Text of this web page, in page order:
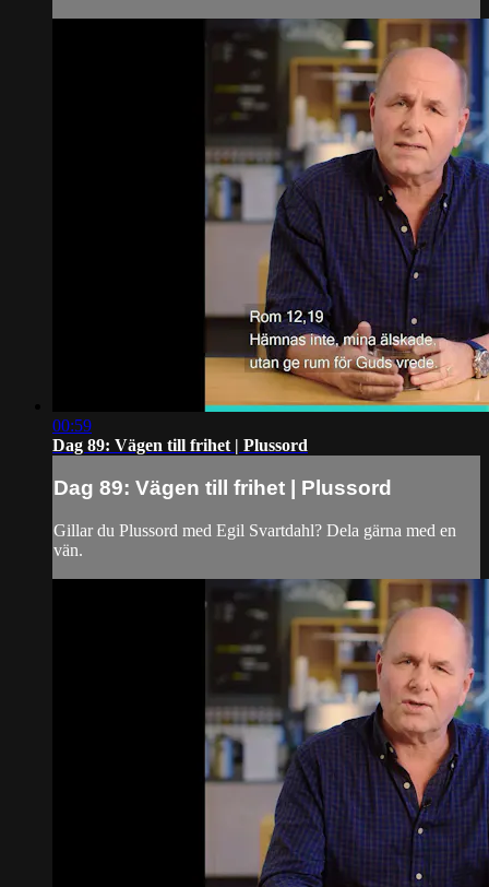
00:59
Dag 89: Vägen till frihet | Plussord
Dag 89: Vägen till frihet | Plussord
Gillar du Plussord med Egil Svartdahl? Dela gärna med en
vän.